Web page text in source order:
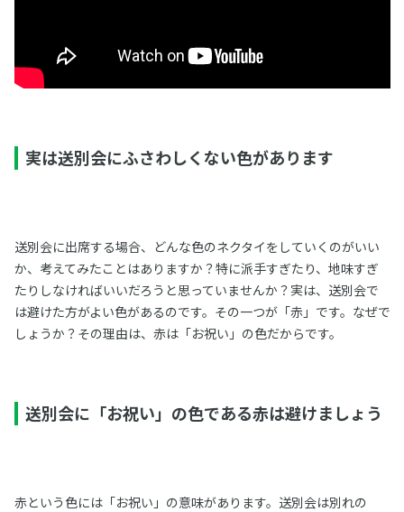
実は送別会にふさわしくない色があります
送別会に出席する場合、どんな色のネクタイをしていくのがいい
か、考えてみたことはありますか？特に派手すぎたり、地味すぎ
たりしなければいいだろうと思っていませんか？実は、送別会で
は避けた方がよい色があるのです。その一つが「赤」です。なぜで
しょうか？その理由は、赤は「お祝い」の色だからです。
送別会に「お祝い」の色である赤は避けましょう
赤という色には「お祝い」の意味があります。送別会は別れの